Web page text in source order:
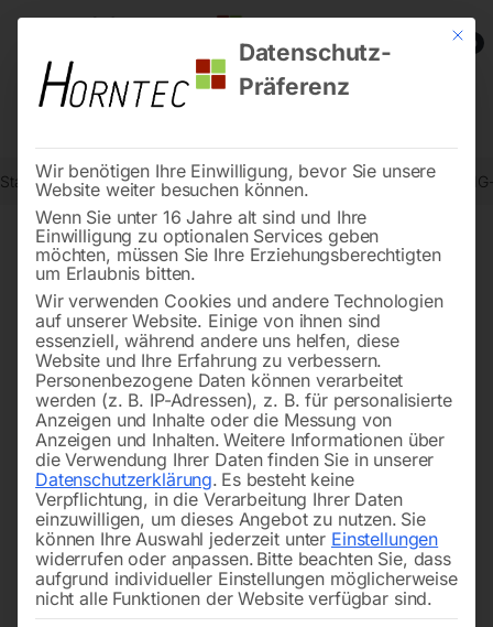
0
Start Schweisstechnologie Schweißinverter (WIG/TIG) Profi
Mit
Datenschutz-
Präferenz
Wir benötigen Ihre Einwilligung, bevor Sie unsere
Website weiter besuchen können.
Wenn Sie unter 16 Jahre alt sind und Ihre
Einwilligung zu optionalen Services geben
möchten, müssen Sie Ihre Erziehungsberechtigten
um Erlaubnis bitten.
Wir verwenden Cookies und andere Technologien
auf unserer Website. Einige von ihnen sind
essenziell, während andere uns helfen, diese
Website und Ihre Erfahrung zu verbessern.
Personenbezogene Daten können verarbeitet
werden (z. B. IP-Adressen), z. B. für personalisierte
Anzeigen und Inhalte oder die Messung von
Anzeigen und Inhalten. Weitere Informationen über
die Verwendung Ihrer Daten finden Sie in unserer
Datenschutzerklärung. Es besteht keine
Verpflichtung, in die Verarbeitung Ihrer Daten
einzuwilligen, um dieses Angebot zu nutzen. Sie
können Ihre Auswahl jederzeit unter Einstellungen
widerrufen oder anpassen. Bitte beachten Sie, dass
aufgrund individueller Einstellungen möglicherweise
nicht alle Funktionen der Website verfügbar sind.